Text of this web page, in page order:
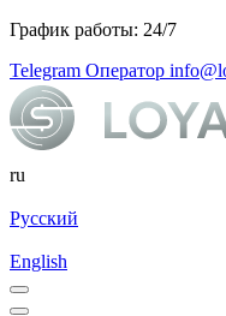
График работы: 24/7
Telegram Оператор
ru
Русский
English